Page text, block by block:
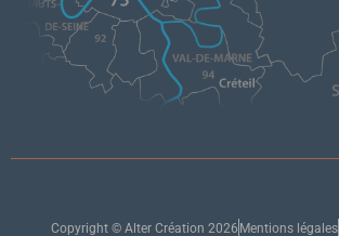
Copyright © Alter Création 2026 Mentions légales